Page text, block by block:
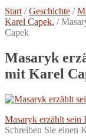
Start /Geschichte /
Karel Capek. /
Capek
Masaryk
mit Karel
Vorheriger
Beitrag:
Masaryk erzählt sein
Schreiben Sie einen